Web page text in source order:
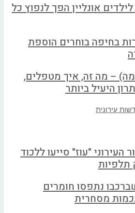
אונליין הפך לנפוץ כל
בחיפה בוחרים הוספת
– מה זה, איך מטפלים,
היעיל ביותר
"עוז" סייעו ללכוד
תלפיות
נתפסו חומרים
מסחרית